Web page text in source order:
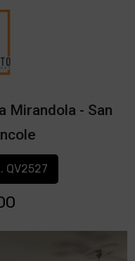
Mirandola - San
QV2527